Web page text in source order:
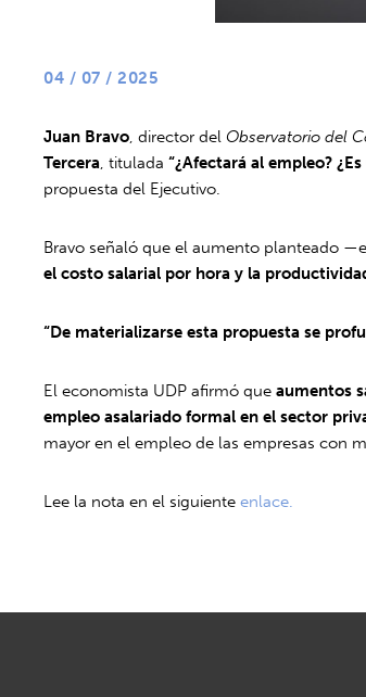
04 / 07 / 2025
Juan Bravo, director delObservatorio del
Tercera, titulada“¿Afectará al empleo?
propuesta del Ejecutivo.
Bravo señaló que el aumento planteado
el costo salarial por hora y la
“De materializarse esta propuesta se
El economista UDP afirmó queaumentos
empleo asalariado formal en el sector
mayor en el empleo de las empresas con
Lee la nota en el siguienteenlace.